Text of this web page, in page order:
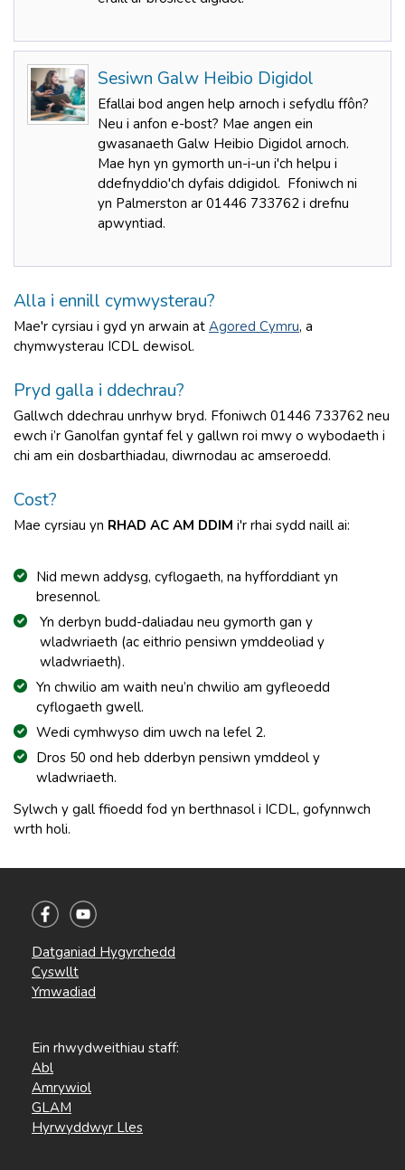
Sesiwn Galw Heibio Digidol
Efallai bod angen help arnoch i sefydlu ffôn?
Neu i anfon e-bost? Mae angen ein
gwasanaeth Galw Heibio Digidol arnoch.
Mae hyn yn gymorth un-i-un i'ch helpu i
ddefnyddio'ch dyfais ddigidol. Ffoniwch ni
yn Palmerston ar 01446 733762 i drefnu
apwyntiad.
Alla i ennill cymwysterau?
Mae'r cyrsiau i gyd yn arwain at Agored Cymru, a
chymwysterau ICDL dewisol.
Pryd galla i ddechrau?
Gallwch ddechrau unrhyw bryd. Ffoniwch 01446 733762 neu
ewch i’r Ganolfan gyntaf fel y gallwn roi mwy o wybodaeth i
chi am ein dosbarthiadau, diwrnodau ac amseroedd.
Cost?
Mae cyrsiau yn RHAD AC AM DDIM i'r rhai sydd naill ai:
Nid mewn addysg, cyflogaeth, na hyfforddiant yn
bresennol.
Yn derbyn budd-daliadau neu gymorth gan y
wladwriaeth (ac eithrio pensiwn ymddeoliad y
wladwriaeth).
Yn chwilio am waith neu’n chwilio am gyfleoedd
cyflogaeth gwell.
Wedi cymhwyso dim uwch na lefel 2.
Dros 50 ond heb dderbyn pensiwn ymddeol y
wladwriaeth.
Sylwch y gall ffioedd fod yn berthnasol i ICDL, gofynnwch
wrth holi.
Datganiad Hygyrchedd
Cyswllt
Ymwadiad
Ein rhwydweithiau staff:
Abl
Amrywiol
GLAM
Hyrwyddwyr Lles